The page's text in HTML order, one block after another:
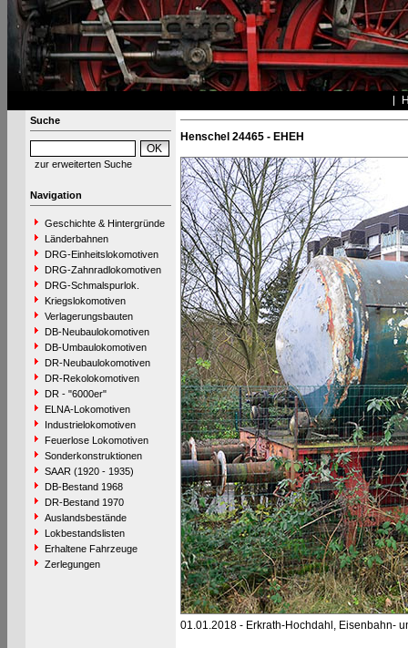
Suche
zur erweiterten Suche
Navigation
Geschichte & Hintergründe
Länderbahnen
DRG-Einheitslokomotiven
DRG-Zahnradlokomotiven
DRG-Schmalspurlok.
Kriegslokomotiven
Verlagerungsbauten
DB-Neubaulokomotiven
DB-Umbaulokomotiven
DR-Neubaulokomotiven
DR-Rekolokomotiven
DR - "6000er"
ELNA-Lokomotiven
Industrielokomotiven
Feuerlose Lokomotiven
Sonderkonstruktionen
SAAR (1920 - 1935)
DB-Bestand 1968
DR-Bestand 1970
Auslandsbestände
Lokbestandslisten
Erhaltene Fahrzeuge
Zerlegungen
Henschel 24465 - EHEH
01.01.2018 - Erkrath-Hochdahl, Eisenbahn-